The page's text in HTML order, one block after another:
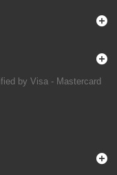
by Visa - Mastercard